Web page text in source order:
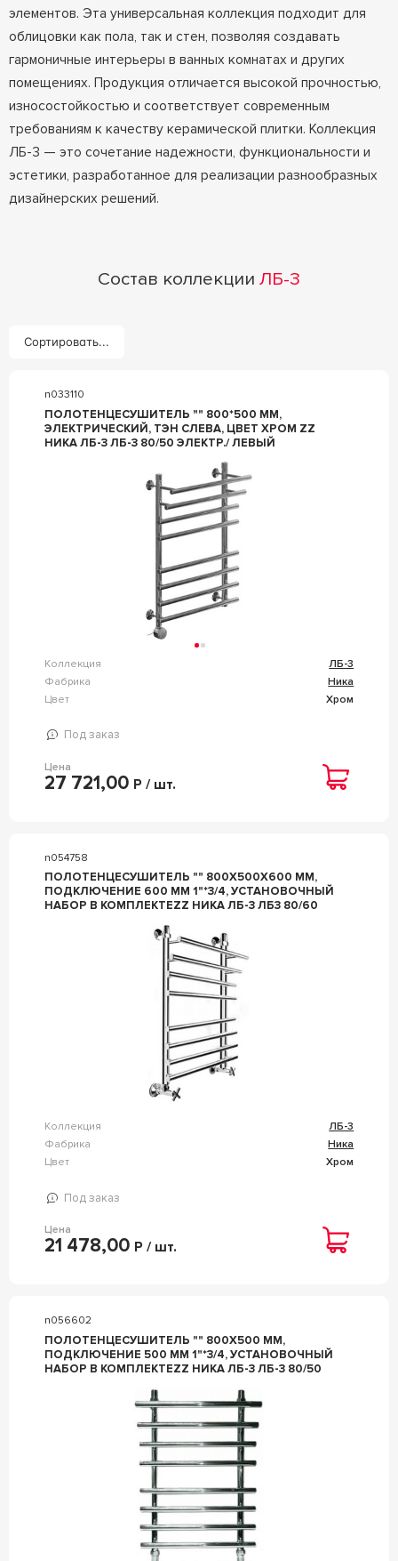
элементов. Эта универсальная коллекция подходит для
облицовки как пола, так и стен, позволяя создавать
гармоничные интерьеры в ванных комнатах и других
помещениях. Продукция отличается высокой прочностью,
износостойкостью и соответствует современным
требованиям к качеству керамической плитки. Коллекция
ЛБ-3 — это сочетание надежности, функциональности и
эстетики, разработанное для реализации разнообразных
дизайнерских решений.
Состав коллекции ЛБ-3
Сортировать...
n033110
ПОЛОТЕНЦЕСУШИТЕЛЬ "" 800*500 ММ,
ЭЛЕКТРИЧЕСКИЙ, ТЭН СЛЕВА, ЦВЕТ ХРОМ ZZ
НИКА ЛБ-3 ЛБ-3 80/50 ЭЛЕКТР./ ЛЕВЫЙ
Коллекция
ЛБ-3
Фабрика
Ника
Цвет
Хром
Под заказ
Цена
27 721,00 Р / шт.
n054758
ПОЛОТЕНЦЕСУШИТЕЛЬ "" 800X500X600 ММ,
ПОДКЛЮЧЕНИЕ 600 ММ 1"*3/4, УСТАНОВОЧНЫЙ
НАБОР В КОМПЛЕКТЕZZ НИКА ЛБ-3 ЛБ3 80/60
Коллекция
ЛБ-3
Фабрика
Ника
Цвет
Хром
Под заказ
Цена
21 478,00 Р / шт.
n056602
ПОЛОТЕНЦЕСУШИТЕЛЬ "" 800X500 ММ,
ПОДКЛЮЧЕНИЕ 500 ММ 1"*3/4, УСТАНОВОЧНЫЙ
НАБОР В КОМПЛЕКТЕZZ НИКА ЛБ-3 ЛБ-3 80/50